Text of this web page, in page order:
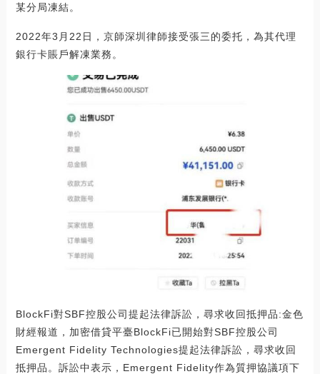
某分局凍結。
2022年3月22日，京師深圳律師接受張三的委托，為其代理
銀行卡賬戶解凍業務。
BlockFi對SBF控股公司提起法律訴訟，尋求收回抵押品:金色
財經報道，加密借貸平臺BlockFi已開始對SBF控股公司
Emergent Fidelity Technologies提起法律訴訟，尋求收回
抵押品。訴訟中表示，Emergent Fidelity作為質押協議項下